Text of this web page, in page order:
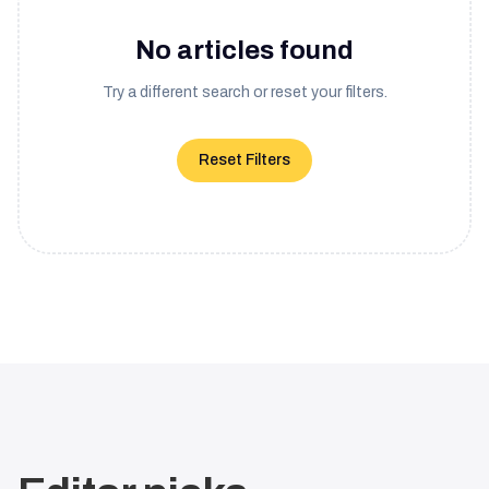
No articles found
Try a different search or reset your filters.
Reset Filters